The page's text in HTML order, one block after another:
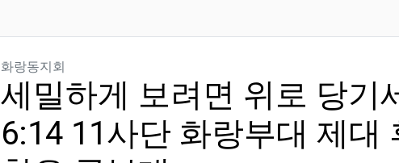
화랑동지회
세밀하게 보려면 위로 당기
6:14 11사단 화랑부대 제대